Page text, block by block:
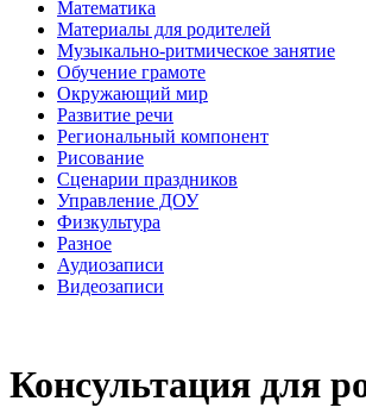
Математика
Материалы для родителей
Музыкально-ритмическое занятие
Обучение грамоте
Окружающий мир
Развитие речи
Региональный компонент
Рисование
Сценарии праздников
Управление ДОУ
Физкультура
Разное
Аудиозаписи
Видеозаписи
Консультация для